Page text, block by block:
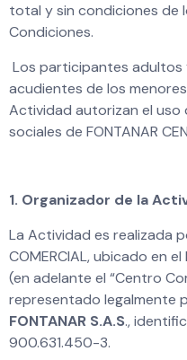
total y sin condiciones de
Condiciones.
Los participantes
acudientes de los
Actividad autorizan el uso
sociales de FONTANAR
1. Organizador de la
La Actividad es realizada
COMERCIAL, ubicado en
(en adelante el “Centro
representado legalmente
FONTANAR S.A.S.,
900.631.450-3.